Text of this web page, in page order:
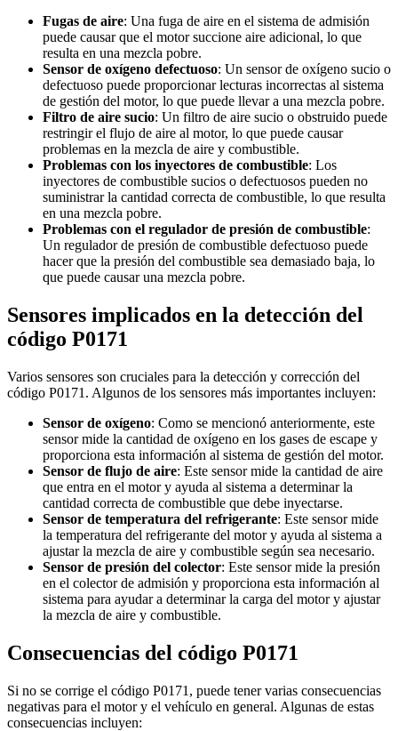
Fugas de aire: Una fuga de aire en el sistema de admisión
puede causar que el motor succione aire adicional, lo que
resulta en una mezcla pobre.
Sensor de oxígeno defectuoso: Un sensor de oxígeno sucio o
defectuoso puede proporcionar lecturas incorrectas al sistema
de gestión del motor, lo que puede llevar a una mezcla pobre.
Filtro de aire sucio: Un filtro de aire sucio o obstruido puede
restringir el flujo de aire al motor, lo que puede causar
problemas en la mezcla de aire y combustible.
Problemas con los inyectores de combustible: Los
inyectores de combustible sucios o defectuosos pueden no
suministrar la cantidad correcta de combustible, lo que resulta
en una mezcla pobre.
Problemas con el regulador de presión de combustible:
Un regulador de presión de combustible defectuoso puede
hacer que la presión del combustible sea demasiado baja, lo
que puede causar una mezcla pobre.
Sensores implicados en la detección del
código P0171
Varios sensores son cruciales para la detección y corrección del
código P0171. Algunos de los sensores más importantes incluyen:
Sensor de oxígeno: Como se mencionó anteriormente, este
sensor mide la cantidad de oxígeno en los gases de escape y
proporciona esta información al sistema de gestión del motor.
Sensor de flujo de aire: Este sensor mide la cantidad de aire
que entra en el motor y ayuda al sistema a determinar la
cantidad correcta de combustible que debe inyectarse.
Sensor de temperatura del refrigerante: Este sensor mide
la temperatura del refrigerante del motor y ayuda al sistema a
ajustar la mezcla de aire y combustible según sea necesario.
Sensor de presión del colector: Este sensor mide la presión
en el colector de admisión y proporciona esta información al
sistema para ayudar a determinar la carga del motor y ajustar
la mezcla de aire y combustible.
Consecuencias del código P0171
Si no se corrige el código P0171, puede tener varias consecuencias
negativas para el motor y el vehículo en general. Algunas de estas
consecuencias incluyen: